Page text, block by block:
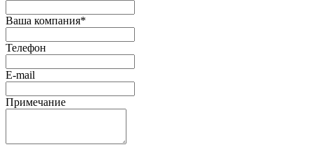
Ваша компания*
Телефон
E-mail
Примечание